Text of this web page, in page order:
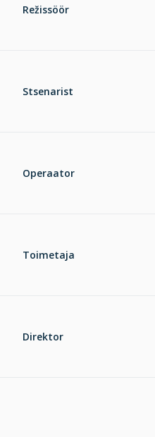
Režissöör
Stsenarist
Operaator
Toimetaja
Direktor